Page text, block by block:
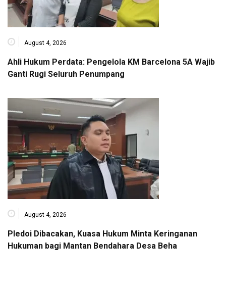
August 4, 2026
Ahli Hukum Perdata: Pengelola KM Barcelona 5A Wajib
Ganti Rugi Seluruh Penumpang
August 4, 2026
Pledoi Dibacakan, Kuasa Hukum Minta Keringanan
Hukuman bagi Mantan Bendahara Desa Beha